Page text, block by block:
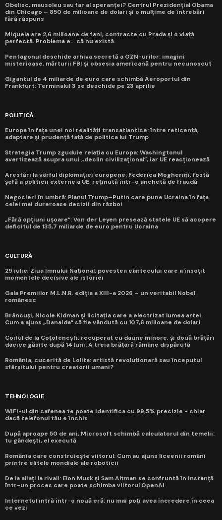
Obelisc, mausoleu sau far al speranței? Centrul Prezidențial Obama
din Chicago – 850 de milioane de dolari și o mulțime de întrebări
fără răspuns
Miquela are 2,6 milioane de fani, contracte cu Prada și o viață
perfectă. Problema e... că nu există.
Pentagonul deschide arhiva secretă a OZN-urilor: imagini
misterioase, mărturii FBI și obsesia americană pentru necunoscut
Gigantul de 4 miliarde de euro care schimbă Aeroportul din
Frankfurt: Terminalul 3 se deschide pe 23 aprilie
POLITICĂ
Europa în fața unei noi realități transatlantice: între reticență,
adaptare și prudență față de politica lui Trump
Strategia Trump zguduie relația cu Europa: Washingtonul
avertizează asupra unui „declin civilizațional”, iar UE reacționează
Arestări la vârful diplomației europene: Federica Mogherini, fostă
șefă a politicii externe a UE, reținută într-o anchetă de fraudă
Negocieri în umbră: Planul Trump–Putin care pune Ucraina în fața
celei mai dureroase decizii din război
„Fără opțiuni ușoare”: Von der Leyen presează statele UE să acopere
deficitul de 135,7 miliarde de euro pentru Ucraina
CULTURĂ
29 iulie, Ziua Imnului Național: povestea cântecului care a însoțit
momentele decisive ale istoriei
Gala Premiilor M.L.N.R. ediția a XIII-a 2026 – un veritabil Nobel
românesc
Brâncuși, Nicole Kidman și licitația care a electrizat lumea artei.
Cum a ajuns „Danaida” să fie vândută cu 107,6 milioane de dolari
Coiful de la Coțofenești, recuperat cu daune minore, și două brățări
dacice găsite după 14 luni. A treia brățară rămâne dispărută
România, cucerită de Lolita: artistă revoluționară sau începutul
sfârșitului pentru creatorii umani?
TEHNOLOGIE
WiFi-ul din cafenea te poate identifica cu 99,5% precizie - chiar
dacă telefonul tău e închis
După aproape 50 de ani, Microsoft schimbă calculatorul din temelii:
tu gândești, el execută
România care construiește viitorul: Cum au ajuns liceenii români
printre elitele mondiale ale roboticii
De la aliați la rivali: Elon Musk și Sam Altman se confruntă în instanță
într-un proces care poate schimba viitorul OpenAI
Internetul intră într-o nouă eră: nu mai poți avea încredere în ceea
ce vezi